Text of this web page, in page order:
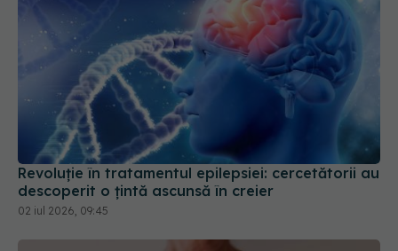
Revoluție în tratamentul epilepsiei: cercetătorii au
descoperit o țintă ascunsă în creier
02 iul 2026, 09:45